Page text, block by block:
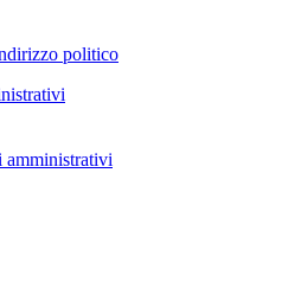
politico
amministrativi